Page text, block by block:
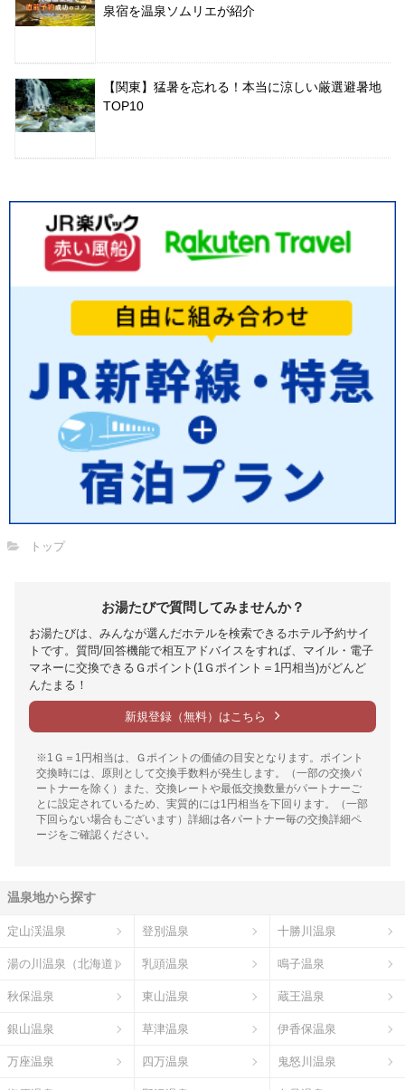
泉宿を温泉ソムリエが紹介
【関東】猛暑を忘れる！本当に涼しい厳選避暑地
TOP10
トップ
お湯たびで質問してみませんか？
お湯たびは、みんなが選んだホテルを検索できるホテル予約サイ
トです。質問/回答機能で相互アドバイスをすれば、マイル・電子
マネーに交換できるＧポイント(1Ｇポイント＝1円相当)がどんど
んたまる！
新規登録（無料）はこちら
※1Ｇ＝1円相当は、Ｇポイントの価値の目安となります。ポイント
交換時には、原則として交換手数料が発生します。（一部の交換パ
ートナーを除く）また、交換レートや最低交換数量がパートナーご
とに設定されているため、実質的には1円相当を下回ります。（一部
下回らない場合もございます）詳細は各パートナー毎の交換詳細ペ
ージをご確認ください。
温泉地から探す
定山渓温泉 登別温泉 十勝川温泉
湯の川温泉（北海道） 乳頭温泉 鳴子温泉
秋保温泉 東山温泉 蔵王温泉
銀山温泉 草津温泉 伊香保温泉
万座温泉 四万温泉 鬼怒川温泉